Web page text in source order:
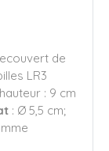
de
LR3
: 9 cm
: Ø 5,5 cm;